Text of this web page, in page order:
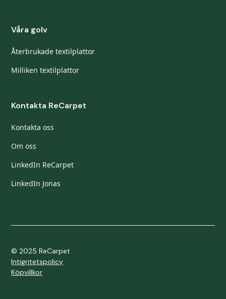
Våra golv
Återbrukade textilplattor
Milliken textilplattor
Kontakta ReCarpet
Kontakta oss
Om oss
LinkedIn ReCarpet
LinkedIn Jonas
© 2025 ReCarpet
Intigritetspolicy
Köpvillkor